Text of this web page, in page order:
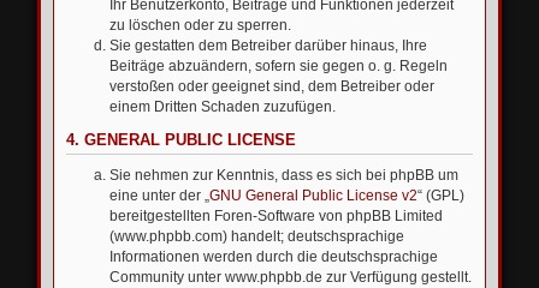
Ihr Benutzerkonto, Beiträge und Funktionen jederzeit
zu löschen oder zu sperren.
Sie gestatten dem Betreiber darüber hinaus, Ihre
Beiträge abzuändern, sofern sie gegen o. g. Regeln
verstoßen oder geeignet sind, dem Betreiber oder
einem Dritten Schaden zuzufügen.
4. GENERAL PUBLIC LICENSE
Sie nehmen zur Kenntnis, dass es sich bei phpBB um
eine unter der „GNU General Public License v2“ (GPL)
bereitgestellten Foren-Software von phpBB Limited
(www.phpbb.com) handelt; deutschsprachige
Informationen werden durch die deutschsprachige
Community unter www.phpbb.de zur Verfügung gestellt.